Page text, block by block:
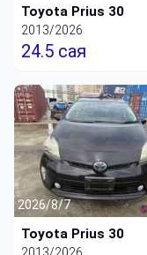
Toyota Prius 30
2013/2026
24.5 сая
2026/8/7
Toyota Prius 30